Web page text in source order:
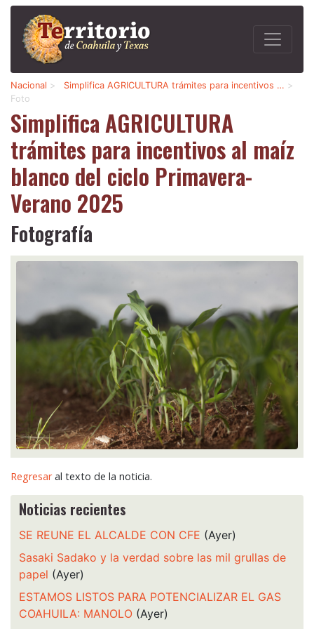
Nacional > Simplifica AGRICULTURA trámites para incentivos … >
Foto
Simplifica AGRICULTURA
trámites para incentivos al maíz
blanco del ciclo Primavera-
Verano 2025
Fotografía
Regresaral texto de la noticia.
Noticias recientes
SE REUNE EL ALCALDE CON CFE (Ayer)
Sasaki Sadako y la verdad sobre las mil grullas de
papel (Ayer)
ESTAMOS LISTOS PARA POTENCIALIZAR EL GAS
COAHUILA: MANOLO (Ayer)